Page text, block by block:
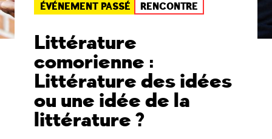
ÉVÉNEMENT PASSÉ RENCONTRE
Littérature
comorienne :
Littérature des idées
ou une idée de la
littérature ?